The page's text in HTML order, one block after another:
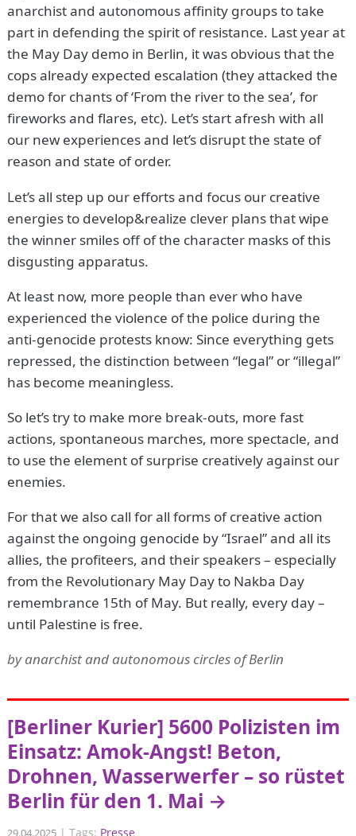
anarchist and autonomous affinity groups to take
part in defending the spirit of resistance. Last year at
the May Day demo in Berlin, it was obvious that the
cops already expected escalation (they attacked the
demo for chants of ‘From the river to the sea’, for
fireworks and flares, etc). Let’s start afresh with all
our new experiences and let’s disrupt the state of
reason and state of order.
Let’s all step up our efforts and focus our creative
energies to develop&realize clever plans that wipe
the winner smiles off of the character masks of this
disgusting apparatus.
At least now, more people than ever who have
experienced the violence of the police during the
anti-genocide protests know: Since everything gets
repressed, the distinction between “legal” or “illegal”
has become meaningless.
So let’s try to make more break-outs, more fast
actions, spontaneous marches, more spectacle, and
to use the element of surprise creatively against our
enemies.
For that we also call for all forms of creative action
against the ongoing genocide by “Israel” and all its
allies, the profiteers, and their speakers – especially
from the Revolutionary May Day to Nakba Day
remembrance 15th of May. But really, every day –
until Palestine is free.
by anarchist and autonomous circles of Berlin
[Berliner Kurier] 5600 Polizisten im
Einsatz: Amok-Angst! Beton,
Drohnen, Wasserwerfer – so rüstet
Berlin für den 1. Mai →
29.04.2025 |Tags: Presse